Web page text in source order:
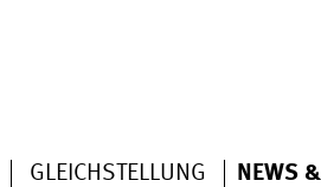
GLEICHSTELLUNG NEWS